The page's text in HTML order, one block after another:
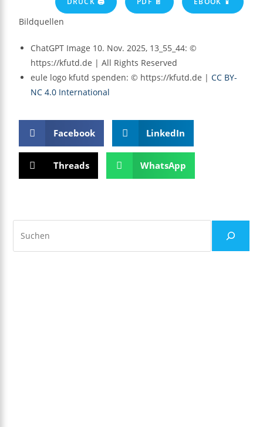
Bildquellen
ChatGPT Image 10. Nov. 2025, 13_55_44: ©
https://kfutd.de | All Rights Reserved
eule logo kfutd spenden: © https://kfutd.de |CC BY-
NC 4.0 International
Facebook LinkedIn
Threads WhatsApp